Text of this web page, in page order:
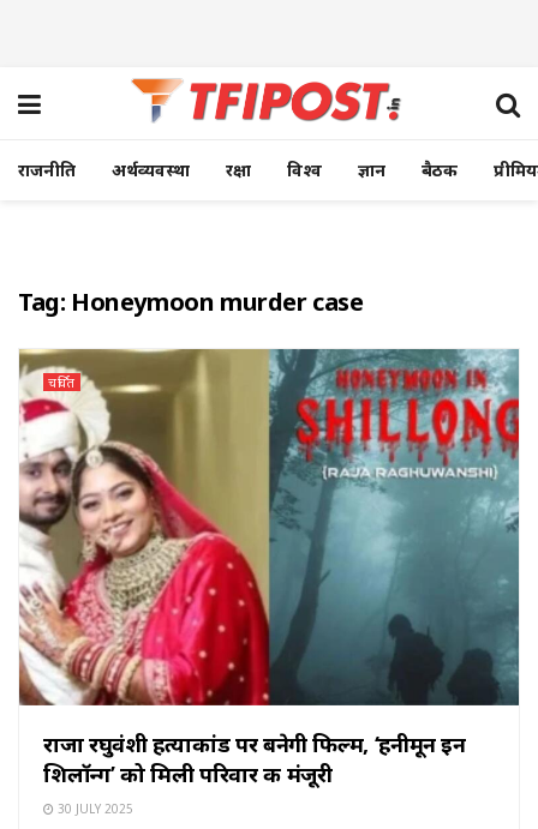
राजनीति अर्थव्यवस्था रक्षा विश्व ज्ञान बैठक
Tag: Honeymoon murder case
चर्चित
राजा रघुवंशी हत्याकांड पर बनेगी फिल्म, ‘हनीमून इन
शिलॉन्ग’ को मिली परिवार की मंजूरी
30 JULY 2025